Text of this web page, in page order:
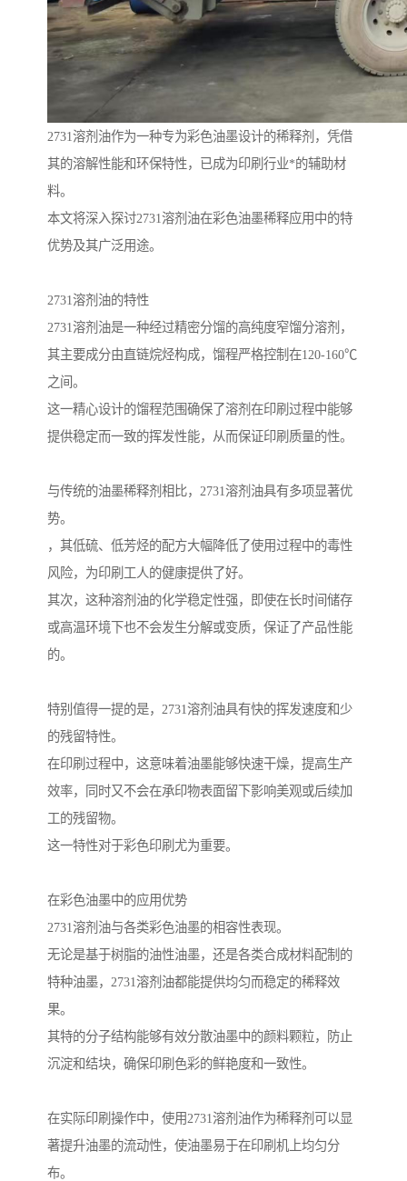
2731溶剂油作为一种专为彩色油墨设计的稀释剂，凭借
其的溶解性能和环保特性，已成为印刷行业*的辅助材
料。
本文将深入探讨2731溶剂油在彩色油墨稀释应用中的特
优势及其广泛用途。
2731溶剂油的特性
2731溶剂油是一种经过精密分馏的高纯度窄馏分溶剂，
其主要成分由直链烷烃构成，馏程严格控制在120-160℃
之间。
这一精心设计的馏程范围确保了溶剂在印刷过程中能够
提供稳定而一致的挥发性能，从而保证印刷质量的性。
与传统的油墨稀释剂相比，2731溶剂油具有多项显著优
势。
，其低硫、低芳烃的配方大幅降低了使用过程中的毒性
风险，为印刷工人的健康提供了好。
其次，这种溶剂油的化学稳定性强，即使在长时间储存
或高温环境下也不会发生分解或变质，保证了产品性能
的。
特别值得一提的是，2731溶剂油具有快的挥发速度和少
的残留特性。
在印刷过程中，这意味着油墨能够快速干燥，提高生产
效率，同时又不会在承印物表面留下影响美观或后续加
工的残留物。
这一特性对于彩色印刷尤为重要。
在彩色油墨中的应用优势
2731溶剂油与各类彩色油墨的相容性表现。
无论是基于树脂的油性油墨，还是各类合成材料配制的
特种油墨，2731溶剂油都能提供均匀而稳定的稀释效
果。
其特的分子结构能够有效分散油墨中的颜料颗粒，防止
沉淀和结块，确保印刷色彩的鲜艳度和一致性。
在实际印刷操作中，使用2731溶剂油作为稀释剂可以显
著提升油墨的流动性，使油墨易于在印刷机上均匀分
布。